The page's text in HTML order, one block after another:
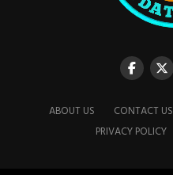
ABOUT US CONTACT US
PRIVACY POLICY